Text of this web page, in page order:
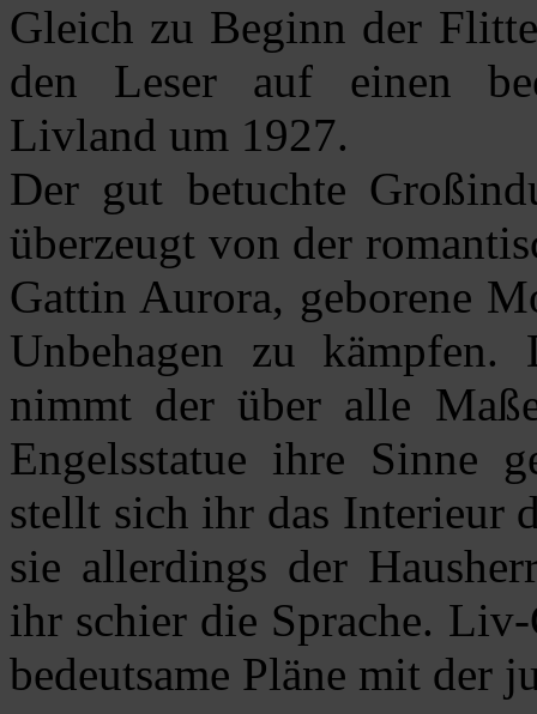
Gleich zu Beginn der
den Leser auf einen
Livland um 1927.
Der gut betuchte
überzeugt von der
Gattin Aurora, geborene
Unbehagen zu kämpfen.
nimmt der über alle
Engelsstatue ihre Sinne
stellt sich ihr das Interieur
sie allerdings der
ihr schier die Sprache.
bedeutsame Pläne mit der